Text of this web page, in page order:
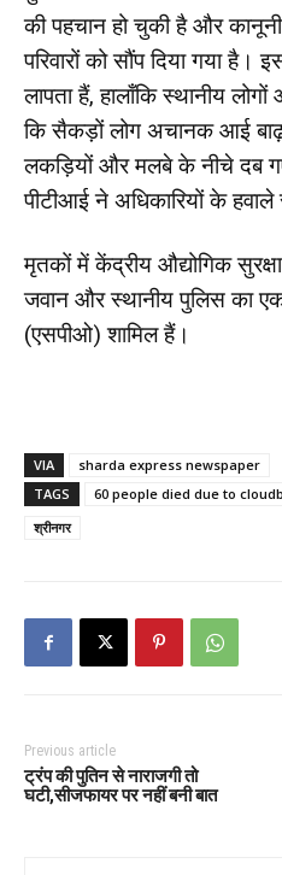
की पहचान हो चुकी है और
परिवारों को सौंप दिया गया है।
लापता हैं, हालाँकि स्थानीय लोगों
कि सैकड़ों लोग अचानक आई बाढ़
लकड़ियों और मलबे के नीचे दब
पीटीआई ने अधिकारियों के हवाले
मृतकों में केंद्रीय औद्योगिक
जवान और स्थानीय पुलिस का
(एसपीओ) शामिल हैं।
VIA
sharda express newspaper
TAGS
60 people died due to
श्रीनगर
Previous article
ट्रंप की पुतिन से नाराजगी तो
घटी,सीजफायर पर नहीं बनी बात